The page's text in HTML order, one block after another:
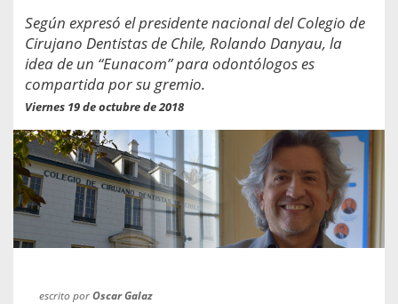
Según expresó el presidente nacional del Colegio de
Cirujano Dentistas de Chile, Rolando Danyau, la
idea de un “Eunacom” para odontólogos es
compartida por su gremio.
Viernes 19 de octubre de 2018
escrito porOscar Galaz